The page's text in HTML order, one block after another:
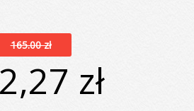
165.00 zł
zł